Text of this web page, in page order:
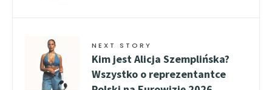
NEXT STORY
Kim jest Alicja Szemplińska?
Wszystko o reprezentantce